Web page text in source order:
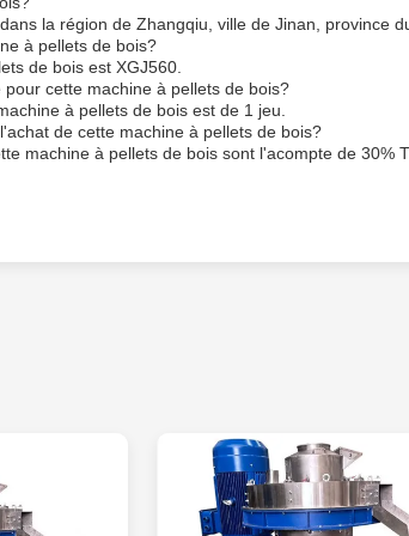
la région de Zhangqiu, ville de Jinan, province
à pellets de bois?
de bois est XGJ560.
cette machine à pellets de bois?
à pellets de bois est de 1 jeu.
de cette machine à pellets de bois?
machine à pellets de bois sont l'acompte de 30%